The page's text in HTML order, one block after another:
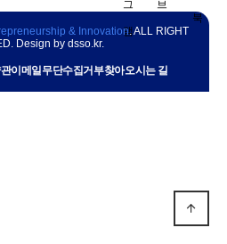
& Innovation. ALL RIGHT
Design by dsso.kr.
이메일무단수집거부찾아오시는 길